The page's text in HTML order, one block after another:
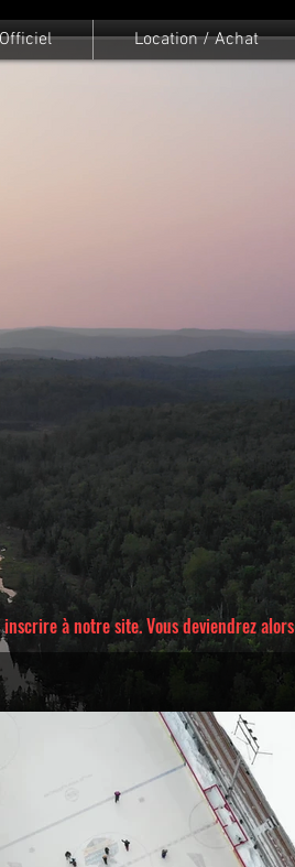
Location / Achat
à notre site. Vous deviendrez alors